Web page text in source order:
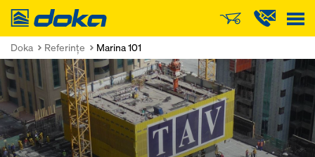
Doka
Doka Referinţe Marina 101